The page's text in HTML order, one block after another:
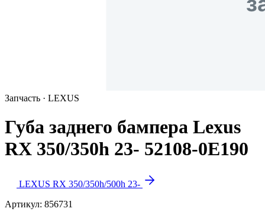
Запчасть · LEXUS
Губа заднего бампера Lexus
RX 350/350h 23- 52108-0E190
LEXUS RX 350/350h/500h 23-
Артикул: 856731